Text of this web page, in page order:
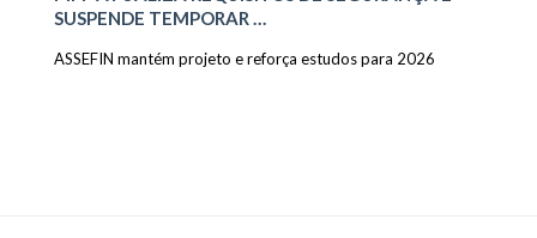
SUSPENDE TEMPORAR …
ASSEFIN mantém projeto e reforça estudos para 2026